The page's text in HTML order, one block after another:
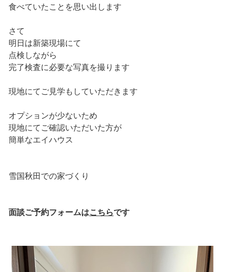
食べていたことを思い出します
さて
明日は新築現場にて
点検しながら
完了検査に必要な写真を撮ります
現地にてご見学もしていただきます
オプションが少ないため
現地にてご確認いただいた方が
簡単なエイハウス
雪国秋田での家づくり
面談ご予約フォームはこちらです